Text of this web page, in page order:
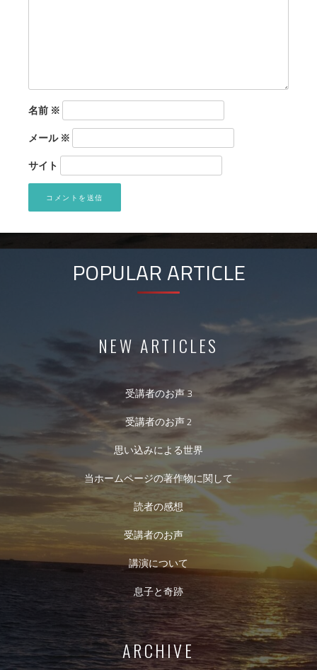
名前 ※
メール※
サイト
POPULAR ARTICLE
NEW ARTICLES
受講者のお声 3
受講者のお声 2
思い込みによる世界
当ホームページの著作物に関して
読者の感想
受講者のお声
講演について
息子と奇跡
ARCHIVE